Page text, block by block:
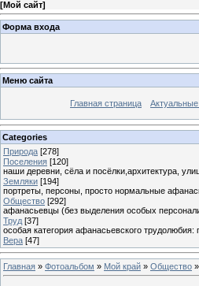
[Мой сайт]
Форма входа
Меню сайта
Главная страница Актуальные
Categories
Природа [278]
Поселения [120]
наши деревни, сёла и посёлки,архитектура,
Земляки [194]
портреты, персоны, просто нормальные
Общество [292]
афанасьевцы (без выделения особых
Труд [37]
особая категория афанасьевского трудолюбия:
Вера [47]
Главная » Фотоальбом » Мой край » Общество